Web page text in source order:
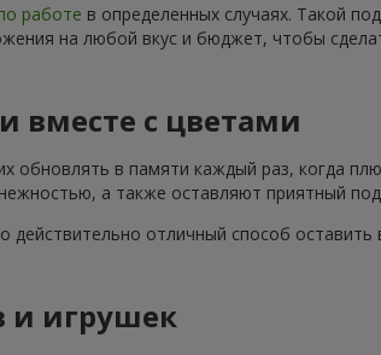
работе в определенных случаях. Такой
на любой вкус и бюджет, чтобы
вместе с цветами
обновлять в памяти каждый раз, когда
а также оставляют приятный
отличный способ
и игрушек